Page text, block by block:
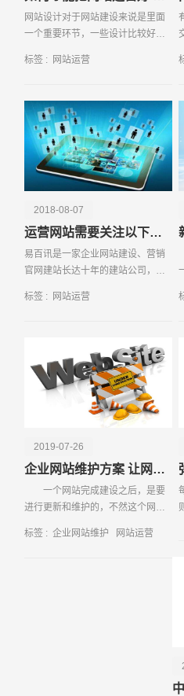
网站设计对于网站建设来说是里面
一个重要环节，一些设计比较好的
大量案例发现网站设计比较好的企
想要做好网站设计，那
标签 : 网站运营
2018-08-07
运营网站需要关注以下几点 才能充分的发挥网站性能
易百讯是一家企业网站建设、营销
官网建站长达十年的建站公司，在
司也会经常接待来访的客户。在接
标签 : 网站运营
2019-07-26
企业网站维护方案 让网站更好运行
一个网站完成建设之后，是要
进行更新和维护的，不然这个网站
的网站有很多种类型，每一种不同
标签 : 企业网站维护 网站运营
请输入您的公司名
电话